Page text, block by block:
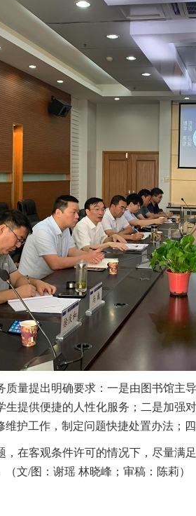
量提出明确要求：一是由图书馆主
提供便捷的人性化服务；二是加强
护工作，制定问题快捷处置办法；
在客观条件许可的情况下，尽量满
（文/图：谢瑶 林晓峰；审稿：陈莉）